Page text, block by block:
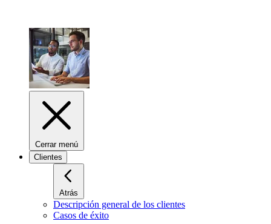
Cerrar menú
Clientes
Atrás
Descripción general de los clientes
Casos de éxito